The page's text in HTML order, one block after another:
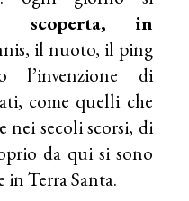
scoperta, in
il nuoto, il ping
di
come quelli che
nei secoli scorsi, di
da qui si sono
Terra Santa.